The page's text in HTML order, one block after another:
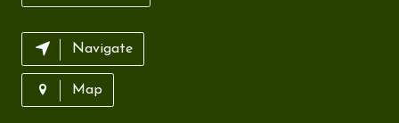
Navigate
Map